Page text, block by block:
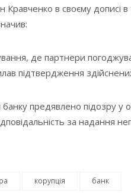
в своєму дописі
де партнери
підтвердження
предявлено підозру у
за надання
корупція банк